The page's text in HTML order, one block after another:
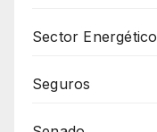
Sector Energético
Seguros